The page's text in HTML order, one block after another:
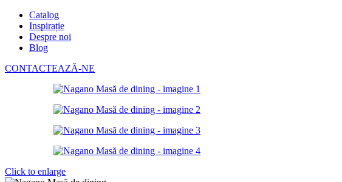
Catalog
Inspirație
Despre noi
Blog
CONTACTEAZĂ-NE
Click to enlarge